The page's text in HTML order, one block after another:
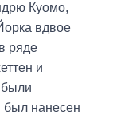
Куомо,
вдвое
ряде
и
были
был нанесен